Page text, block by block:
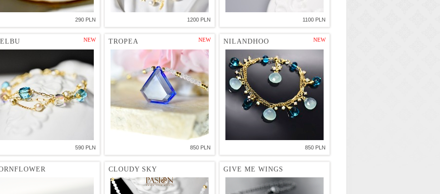
290 PLN 1200 PLN 1100 PLN
NEW
590 PLN
TROPEA NEW
850 PLN
NILANDHOO NEW
850 PLN
CLOUDY SKY GIVE ME WINGS